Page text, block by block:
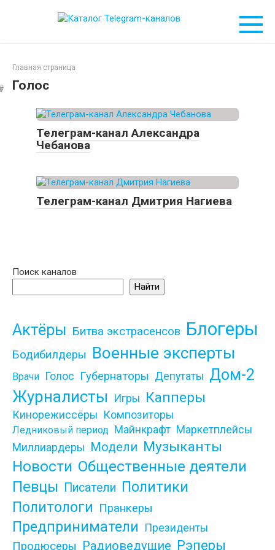
Главная страница
Голос
Телеграм-канал Александра
Чебанова
Телеграм-канал Дмитрия Нагиева
Поиск каналов
Найти
Актёры Битва экстрасенсов Блогеры
Бодибилдеры Военные эксперты
Врачи Голос Губернаторы Депутаты Дом-2
Журналисты Игры Капперы
Кинорежиссёры Композиторы
Ледниковый период Майнкрафт Маркетплейсы
Миллиардеры Модели Музыканты
Новости Общественные деятели
Певцы Писатели Политики
Политологи Пранкеры
Предприниматели Президенты
Продюсеры Радиоведущие Рэперы